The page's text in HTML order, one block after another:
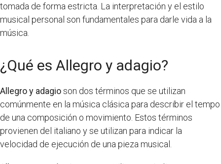
tomada de forma estricta. La interpretación y el estilo
musical personal son fundamentales para darle vida a la
música.
¿Qué es Allegro y adagio?
Allegro y adagioson dos términos que se utilizan
comúnmente en la música clásica para describir el tempo
de una composición o movimiento. Estos términos
provienen del italiano y se utilizan para indicar la
velocidad de ejecución de una pieza musical.